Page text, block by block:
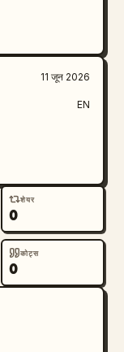
11 जून 2026
EN
शेयर
0
कोट्स
0